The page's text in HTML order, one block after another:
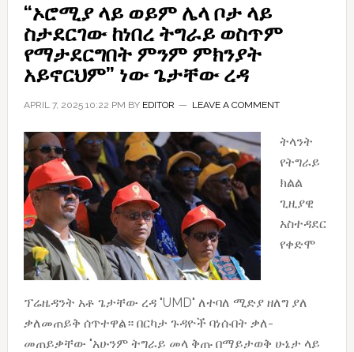
“ኦሮሚያ ላይ ወይም ሌላ ቦታ ላይ
ስታደርገው ከነበረ ትግራይ ወስጥም
የማታደርግበት ምንም ምክንያት
አይኖርህም” ነው ጌታቸው ረዳ
APRIL 7, 2025 10:22 PM BY EDITOR LEAVE A COMMENT
ትላንት
የትግራይ
ክልል
ጊዚያዊ
አስተዳደር
የቀድሞ
ፕሬዜዳንት አቶ ጌታቸው ረዳ "UMD" ለተባለ ሚድያ ዘለግ ያለ
ቃለመጠይቅ ሰጥተዋል። በርካታ ጉዳዮች ባነሱበት ቃለ-
መጠይቃቸው "አሁንም ትግራይ መላ ቅጡ በማይታወቅ ሁኔታ ላይ